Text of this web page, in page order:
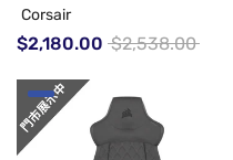
Corsair
$2,180.00 $2,538.00